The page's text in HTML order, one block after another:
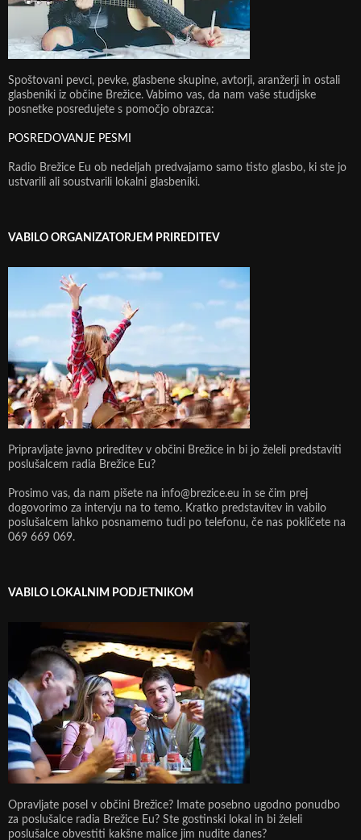
Spoštovani pevci, pevke, glasbene skupine, avtorji, aranžerji in ostali
glasbeniki iz občine Brežice. Vabimo vas, da nam vaše studijske
posnetke posredujete s pomočjo obrazca:
POSREDOVANJE PESMI
Radio Brežice Eu ob nedeljah predvajamo samo tisto glasbo, ki ste jo
ustvarili ali soustvarili lokalni glasbeniki.
VABILO ORGANIZATORJEM PRIREDITEV
Pripravljate javno prireditev v občini Brežice in bi jo želeli predstaviti
poslušalcem radia Brežice Eu?
Prosimo vas, da nam pišete na info@brezice.eu in se čim prej
dogovorimo za intervju na to temo. Kratko predstavitev in vabilo
poslušalcem lahko posnamemo tudi po telefonu, če nas pokličete na
069 669 069.
VABILO LOKALNIM PODJETNIKOM
Opravljate posel v občini Brežice? Imate posebno ugodno ponudbo
za poslušalce radia Brežice Eu? Ste gostinski lokal in bi želeli
poslušalce obvestiti kakšne malice jim nudite danes?